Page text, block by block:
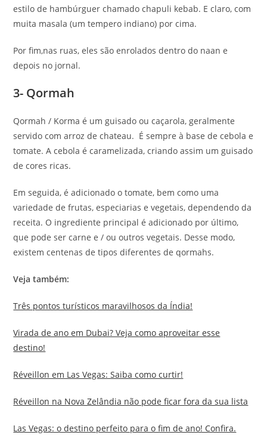
estilo de hambúrguer chamado chapuli kebab. E claro, com
muita masala (um tempero indiano) por cima.
Por fim,nas ruas, eles são enrolados dentro do naan e
depois no jornal.
3- Qormah
Qormah / Korma é um guisado ou caçarola, geralmente
servido com arroz de chateau. É sempre à base de cebola e
tomate. A cebola é caramelizada, criando assim um guisado
de cores ricas.
Em seguida, é adicionado o tomate, bem como uma
variedade de frutas, especiarias e vegetais, dependendo da
receita. O ingrediente principal é adicionado por último,
que pode ser carne e / ou outros vegetais. Desse modo,
existem centenas de tipos diferentes de qormahs.
Veja também:
Três pontos turísticos maravilhosos da Índia!
Virada de ano em Dubai? Veja como aproveitar esse
destino!
Réveillon em Las Vegas: Saiba como curtir!
Réveillon na Nova Zelândia não pode ficar fora da sua lista
Las Vegas: o destino perfeito para o fim de ano! Confira.